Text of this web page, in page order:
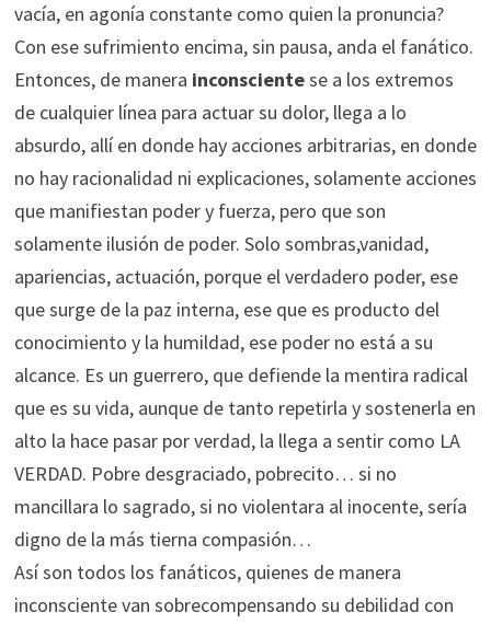
vacía, en agonía constante como quien la pronuncia?
Con ese sufrimiento encima, sin pausa, anda el fanático.
Entonces, de manera inconscientese a los extremos
de cualquier línea para actuar su dolor, llega a lo
absurdo, allí en donde hay acciones arbitrarias, en donde
no hay racionalidad ni explicaciones, solamente acciones
que manifiestan poder y fuerza, pero que son
solamente ilusión de poder. Solo sombras,vanidad,
apariencias, actuación, porque el verdadero poder, ese
que surge de la paz interna, ese que es producto del
conocimiento y la humildad, ese poder no está a su
alcance. Es un guerrero, que defiende la mentira radical
que es su vida, aunque de tanto repetirla y sostenerla en
alto la hace pasar por verdad, la llega a sentir como LA
VERDAD. Pobre desgraciado, pobrecito… si no
mancillara lo sagrado, si no violentara al inocente, sería
digno de la más tierna compasión…
Así son todos los fanáticos, quienes de manera
inconsciente van sobrecompensando su debilidad con